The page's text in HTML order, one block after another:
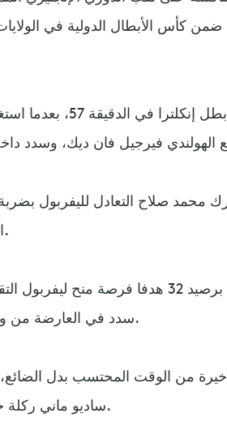
1، في مباراة ودية ضمن كأس الأبطال الدولية في
ومنح الألماني ليروي ساني التقدم لسيتي
محمد صلاح التعادل لليفربول
الدقيقة 63.
وأهدر هداف الدوري الإنكليزي الموسم الماضي برصيد 32 هدفا فرصة
سدد في العارضة من وضع انفراد.
من الوقت المحتسب بدل الضائع،
ساديو ماني ركلة جزاء بنجاح.